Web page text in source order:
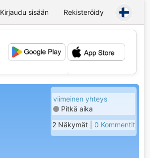
Kirjaudu sisään Rekisteröidy
💕
viimeinen yhteys
Pitkä aika
2 Näkymät | 0 Kommentit